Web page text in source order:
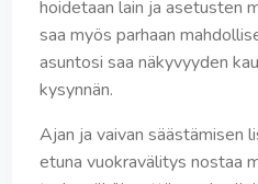
hoidetaan lain ja asetusten
saa myös parhaan
asuntosi saa näkyvyyden
kysynnän.
Ajan ja vaivan säästämisen
etuna vuokravälitys nostaa